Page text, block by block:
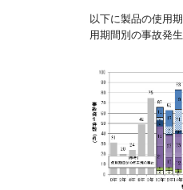
以下に製品の使用
用期間別の事故発